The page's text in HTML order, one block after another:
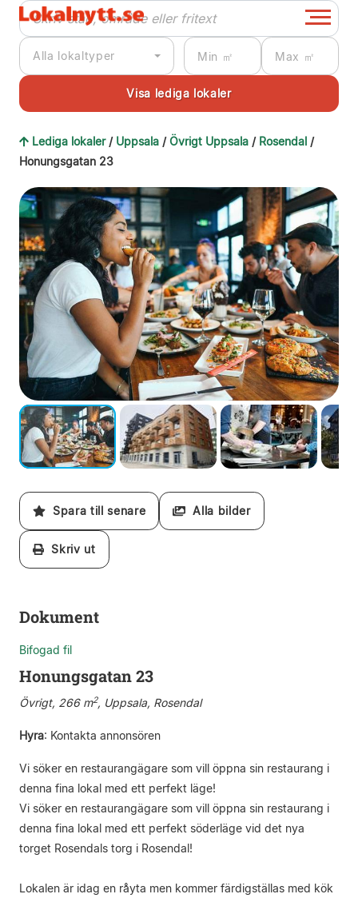
Alla lokaltyper
Lediga lokaler / Uppsala /Övrigt Uppsala / Rosendal /
Honungsgatan 23
Spara till senare Alla bilder
Skriv ut
Dokument
Bifogad fil
Honungsgatan 23
Övrigt, 266 m2, Uppsala, Rosendal
Hyra: Kontakta annonsören
Vi söker en restaurangägare som vill öppna sin restaurang i
denna fina lokal med ett perfekt läge!
Vi söker en restaurangägare som vill öppna sin restaurang i
denna fina lokal med ett perfekt söderläge vid det nya
torget Rosendals torg i Rosendal!
Lokalen är idag en råyta men kommer färdigställas med kök